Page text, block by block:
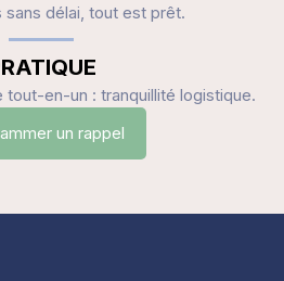
sans délai, tout est prêt.
en-un : tranquillité logistique.
un rappel